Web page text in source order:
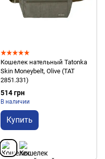
Кошелек нательный Tatonka
Skin Moneybelt, Olive (TAT
2851.331)
514 грн
В наличии
Купить